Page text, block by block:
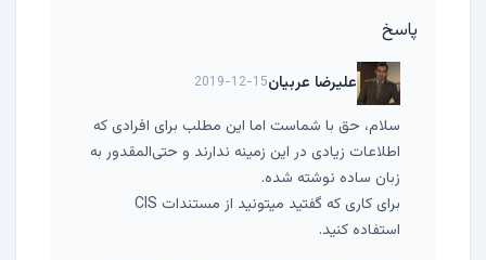
پاسخ
علیرضا عربیان2019-12-15
سلام، حق با شماست اما این مطلب برای افرادی که
اطلاعات زیادی در این زمینه ندارند و حتی‌المقدور به
زبان ساده نوشته شده.
برای کاری که گفتید میتونید از مستندات CIS
استفاده کنید.